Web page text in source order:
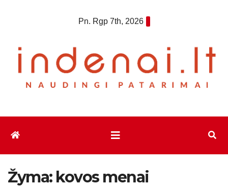
Pn. Rgp 7th, 2026
Žyma: kovos menai